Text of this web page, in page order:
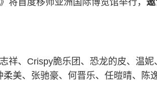
将首度移师亚洲国际博览馆举行，
祥、Crispy脆乐团、恐龙的皮、温
美、张驰豪、何晋乐、任暟晴、